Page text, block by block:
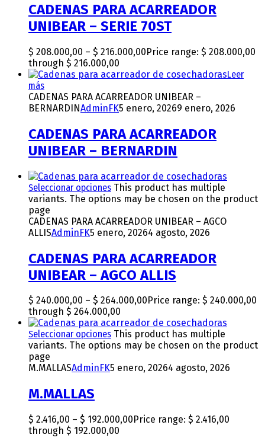
CADENAS PARA ACARREADOR
UNIBEAR – SERIE 70ST
$ 208.000,00 – $ 216.000,00Price range: $ 208.000,00
through $ 216.000,00
Leer
más
CADENAS PARA ACARREADOR UNIBEAR –
BERNARDINAdminFK5 enero, 20269 enero, 2026
CADENAS PARA ACARREADOR
UNIBEAR – BERNARDIN
Seleccionar opciones This product has multiple
variants. The options may be chosen on the product
page
CADENAS PARA ACARREADOR UNIBEAR – AGCO
ALLISAdminFK5 enero, 20264 agosto, 2026
CADENAS PARA ACARREADOR
UNIBEAR – AGCO ALLIS
$ 240.000,00 – $ 264.000,00 Price range: $ 240.000,00
through $ 264.000,00
Seleccionar opciones This product has multiple
variants. The options may be chosen on the product
page
M.MALLASAdminFK5 enero, 20264 agosto, 2026
M.MALLAS
$ 2.416,00 – $ 192.000,00 Price range: $ 2.416,00
through $ 192.000,00